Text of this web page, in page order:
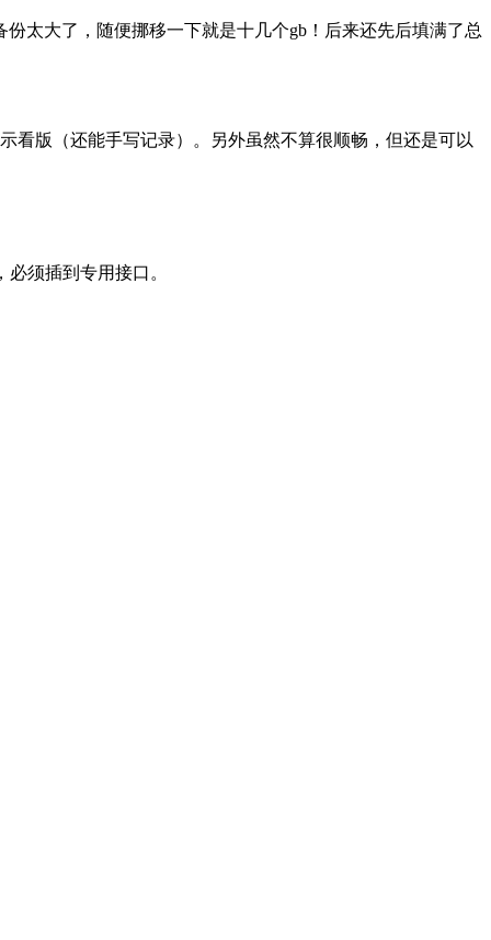
太大了，随便挪移一下就是十几个gb！后来还先后填满了总
看版（还能手写记录）。另外虽然不算很顺畅，但还是可以
须插到专用接口。